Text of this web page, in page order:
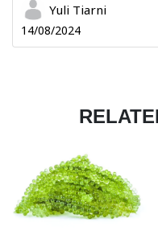
Yuli Tiarni
14/08/2024